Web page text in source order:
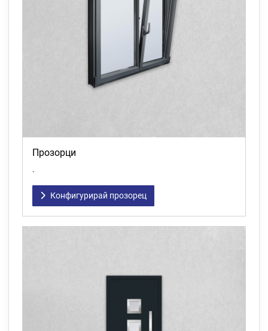
Прозорци
.
Конфигурирай прозорец